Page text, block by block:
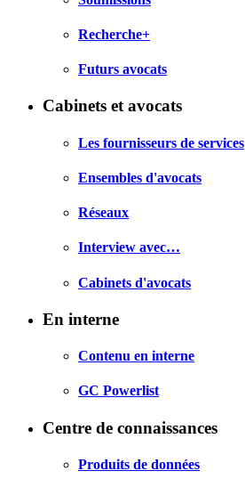
Recherche+
Futurs avocats
Cabinets et avocats
Les fournisseurs de services
Ensembles d'avocats
Réseaux
Interview avec…
Cabinets d'avocats
En interne
Contenu en interne
GC Powerlist
Centre de connaissances
Produits de données